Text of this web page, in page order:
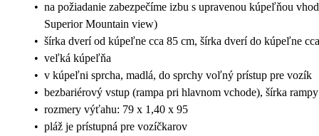
• na požiadanie zabezpečíme izbu s upravenou kúpeľňou
Superior Mountain view)
• šírka dverí od kúpeľne cca 85 cm, šírka dverí do kúpeľne
• veľká kúpeľňa
• v kúpeľni sprcha, madlá, do sprchy voľný prístup pre vozík
• bezbariérový vstup (rampa pri hlavnom vchode), šírka
• rozmery výťahu: 79 x 1,40 x 95
• pláž je prístupná pre vozíčkarov